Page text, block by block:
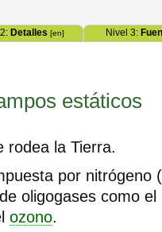
Detalles [en] Nivel 3:
estáticos
rodea la Tierra.
por nitrógeno
oligogases como
ozono.